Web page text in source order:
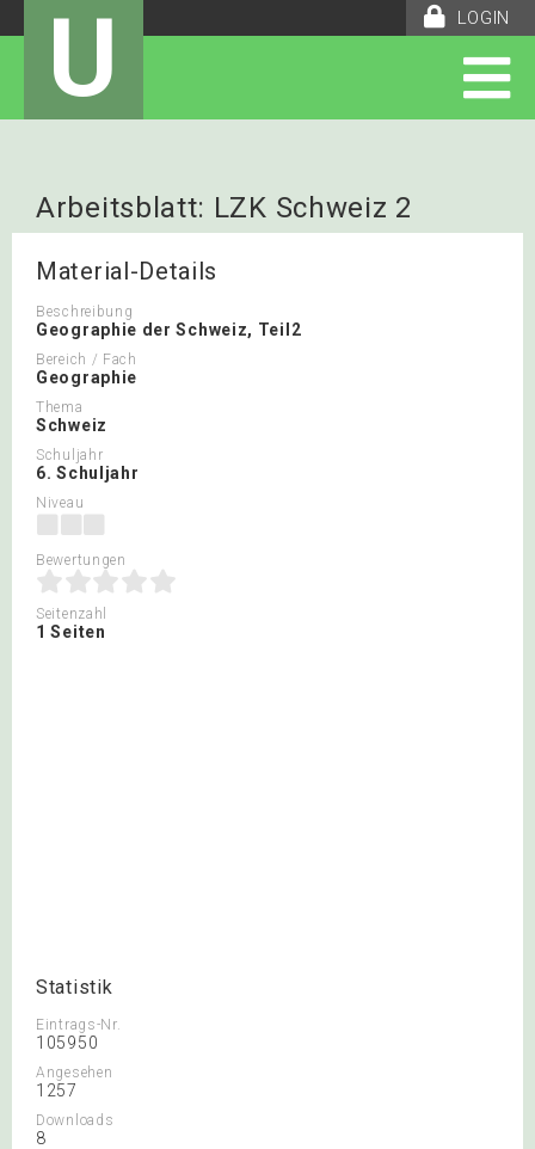
LOGIN
U
Arbeitsblatt: LZK Schweiz 2
Material-Details
Beschreibung
Geographie der Schweiz, Teil2
Bereich / Fach
Geographie
Thema
Schweiz
Schuljahr
6. Schuljahr
Niveau
Bewertungen
Seitenzahl
1 Seiten
Statistik
Eintrags-Nr.
105950
Angesehen
1257
Downloads
8